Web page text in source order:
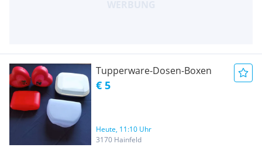
Tupperware-Dosen-Boxen
€ 5
Heute, 11:10 Uhr
3170 Hainfeld